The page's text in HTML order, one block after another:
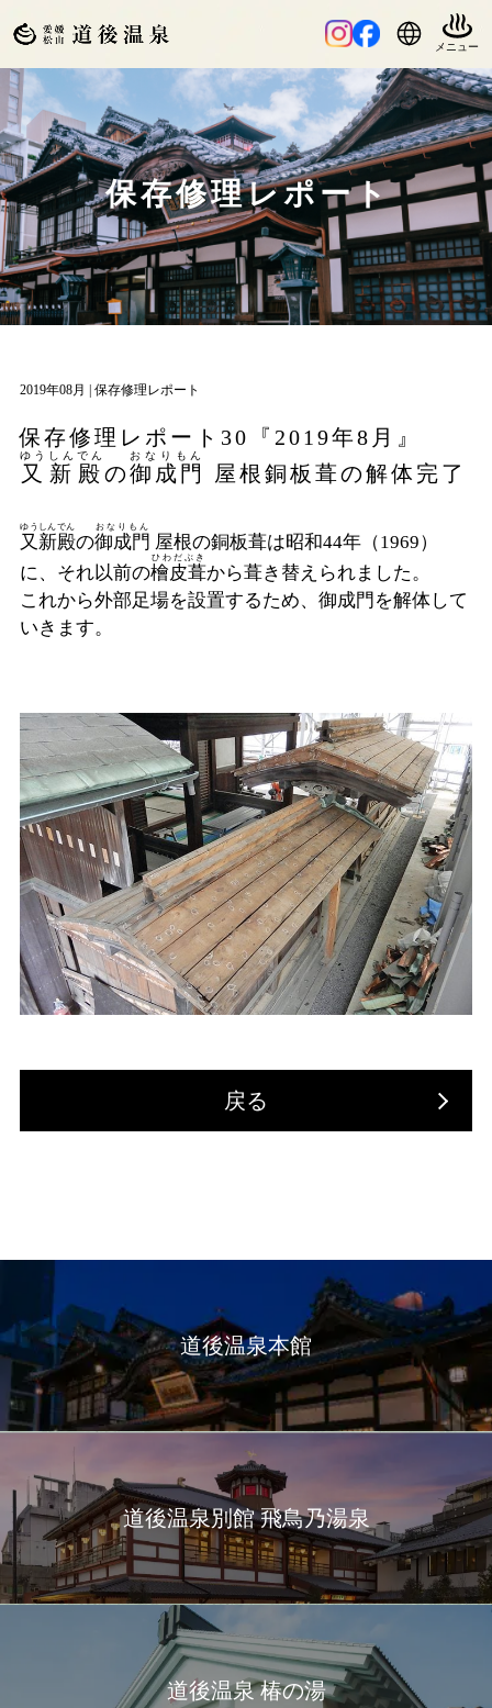
保存修理レポート
2019年08月 | 保存修理レポート
保存修理レポート30『2019年8月』
又新殿
ゆうしんでん
の御成門
おなりもん
屋根銅板葺の解体完了
又新殿
ゆうしんでん
の御成門
おなりもん
屋根の銅板葺は昭和44年（1969）
に、それ以前の檜皮葺
ひわだぶき
から葺き替えられました。
これから外部足場を設置するため、御成門を解体して
いきます。
戻る
道後温泉本館
道後温泉別館 飛鳥乃湯泉
道後温泉 椿の湯